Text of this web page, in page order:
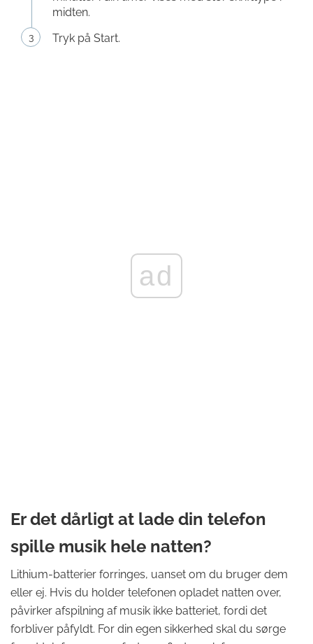
midten.
Tryk på Start.
ad
Er det dårligt at lade din telefon
spille musik hele natten?
Lithium-batterier forringes, uanset om du bruger dem
eller ej. Hvis du holder telefonen opladet natten over,
påvirker afspilning af musik ikke batteriet, fordi det
forbliver påfyldt. For din egen sikkerhed skal du sørge